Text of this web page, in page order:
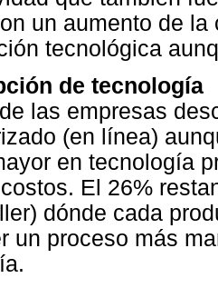
un aumento de
tecnológica
de tecnología
las empresas
(en línea)
en tecnología
El 26%
dónde cada
un proceso más